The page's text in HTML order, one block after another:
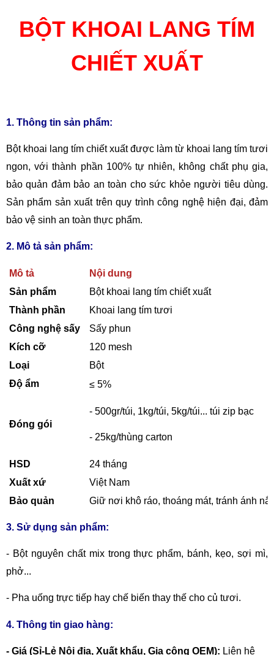
BỘT KHOAI LANG TÍM
CHIẾT XUẤT
1. Thông tin sản phẩm:
Bột khoai lang tím chiết xuất được làm từ khoai lang tím tươi
ngon, với thành phần 100% tự nhiên, không chất phụ gia,
bảo quản đảm bảo an toàn cho sức khỏe người tiêu dùng.
Sản phẩm sản xuất trên quy trình công nghệ hiện đại, đảm
bảo vệ sinh an toàn thực phẩm.
2. Mô tả sản phẩm:
Mô tả
Nội dung
Sản phẩm
Bột khoai lang tím chiết xuất
Thành phần
Khoai lang tím tươi
Công nghệ sấy
Sấy phun
Kích cỡ
120 mesh
Loại
Bột
Độ ẩm
≤ 5%
Đóng gói
- 500gr/túi, 1kg/túi, 5kg/túi... túi zip bạc
- 25kg/thùng carton
HSD
24 tháng
Xuất xứ
Việt Nam
Bảo quản
Giữ nơi khô ráo, thoáng mát, tránh ánh
3. Sử dụng sản phẩm:
- Bột nguyên chất mix trong thực phẩm, bánh, kẹo, sợi mì,
phở...
- Pha uống trực tiếp hay chế biến thay thế cho củ tươi.
4. Thông tin giao hàng:
- Giá (Sỉ-Lẻ Nội địa, Xuất khẩu, Gia công OEM): Liên hệ